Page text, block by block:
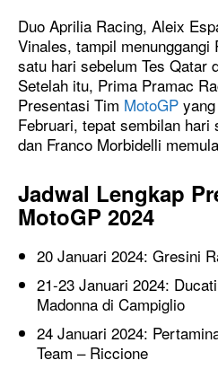
Duo Aprilia Racing, Aleix
Vinales, tampil menunggangi
satu hari sebelum Tes Qatar
Setelah itu, Prima Pramac
Presentasi Tim MotoGP
Februari, tepat sembilan
dan Franco Morbidelli
Jadwal Lengkap
MotoGP 2024
20 Januari 2024: Gresini
21-23 Januari 2024:
Madonna di Campiglio
24 Januari 2024:
Team – Riccione